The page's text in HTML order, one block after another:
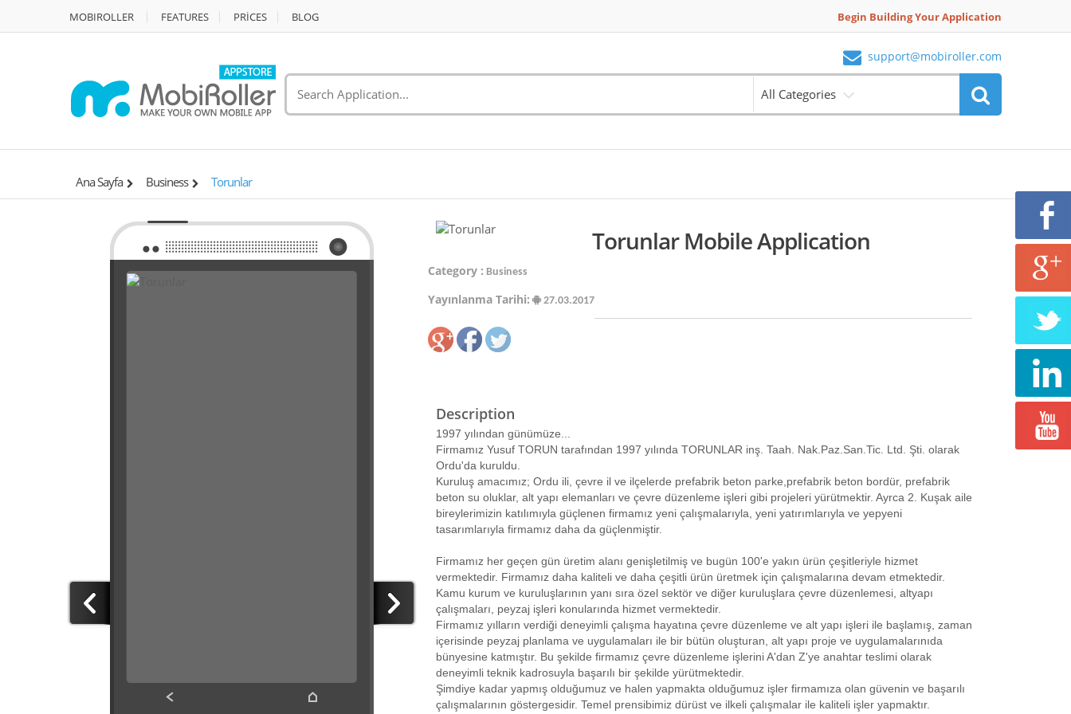
MOBIROLLER FEATURES PRİCES BLOG Begin Building Your Application
support@mobiroller.com
All Categories
Ana Sayfa Business Torunlar
Torunlar Mobile Application
Category : Business
Yayınlanma Tarihi: 27.03.2017
Description
1997 yılından günümüze...
Firmamız Yusuf TORUN tarafından 1997 yılında TORUNLAR inş. Taah. Nak.Paz.San.Tic. Ltd. Şti. olarak
Ordu'da kuruldu.
Kuruluş amacımız; Ordu ili, çevre il ve ilçelerde prefabrik beton parke,prefabrik beton bordür, prefabrik
beton su oluklar, alt yapı elemanları ve çevre düzenleme işleri gibi projeleri yürütmektir. Ayrca 2. Kuşak aile
bireylerimizin katılımıyla güçlenen firmamız yeni çalışmalarıyla, yeni yatırımlarıyla ve yepyeni
tasarımlarıyla firmamız daha da güçlenmiştir.
Firmamız her geçen gün üretim alanı genişletilmiş ve bugün 100'e yakın ürün çeşitleriyle hizmet
vermektedir. Firmamız daha kaliteli ve daha çeşitli ürün üretmek için çalışmalarına devam etmektedir.
Kamu kurum ve kuruluşlarının yanı sıra özel sektör ve diğer kuruluşlara çevre düzenlemesi, altyapı
çalışmaları, peyzaj işleri konularında hizmet vermektedir.
Firmamız yılların verdiği deneyimli çalışma hayatına çevre düzenleme ve alt yapı işleri ile başlamış, zaman
içerisinde peyzaj planlama ve uygulamaları ile bir bütün oluşturan, alt yapı proje ve uygulamalarınıda
bünyesine katmıştır. Bu şekilde firmamız çevre düzenleme işlerini A'dan Z'ye anahtar teslimi olarak
deneyimli teknik kadrosuyla başarılı bir şekilde yürütmektedir.
Şimdiye kadar yapmış olduğumuz ve halen yapmakta olduğumuz işler firmamıza olan güvenin ve başarılı
çalışmalarının göstergesidir. Temel prensibimiz dürüst ve ilkeli çalışmalar ile kaliteli işler yapmaktır.